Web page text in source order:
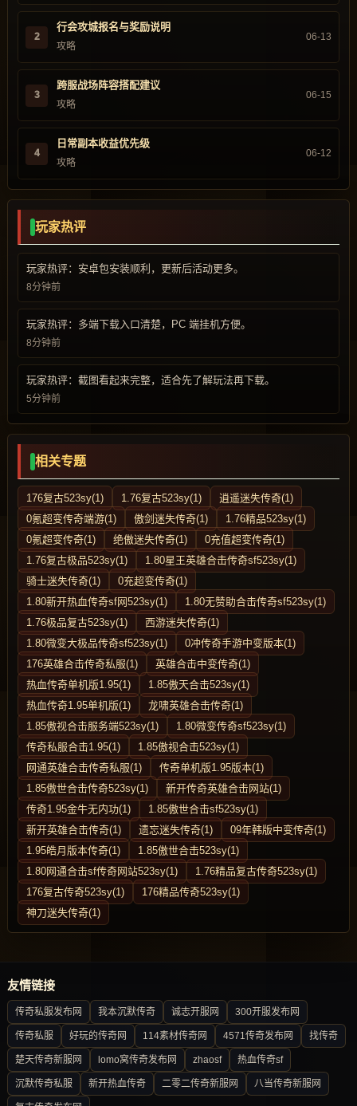
2
行会攻城报名与奖励说明
攻略
06-13
3
跨服战场阵容搭配建议
攻略
06-15
4
日常副本收益优先级
攻略
06-12
玩家热评
玩家热评：安卓包安装顺利，更新后活动更多。
8分钟前
玩家热评：多端下载入口清楚，PC 端挂机方便。
8分钟前
玩家热评：截图看起来完整，适合先了解玩法再下载。
5分钟前
相关专题
176复古523sy(1) 1.76复古523sy(1)
逍遥迷失传奇(1)
0氪超变传奇端游(1)
傲剑迷失传奇(1)
1.76精品523sy(1)
0氪超变传奇(1)
绝傲迷失传奇(1)
0充值超变传奇(1)
1.76复古极品523sy(1)
1.80星王英雄合击传奇sf523sy(1)
骑士迷失传奇(1)
0充超变传奇(1)
1.80新开热血传奇sf网523sy(1)
1.80无赞助合击传奇sf523sy(1)
1.76极品复古523sy(1)
西游迷失传奇(1)
1.80微变大极品传奇sf523sy(1)
0冲传奇手游中变版本(1)
176英雄合击传奇私服(1)
英雄合击中变传奇(1)
热血传奇单机版1.95(1)
1.85傲天合击523sy(1)
热血传奇1.95单机版(1)
龙啸英雄合击传奇(1)
1.85傲视合击服务端523sy(1)
1.80微变传奇sf523sy(1)
传奇私服合击1.95(1)
1.85傲视合击523sy(1)
网通英雄合击传奇私服(1)
传奇单机版1.95版本(1)
1.85傲世合击传奇523sy(1)
新开传奇英雄合击网站(1)
传奇1.95金牛无内功(1)
1.85傲世合击sf523sy(1)
新开英雄合击传奇(1)
遗忘迷失传奇(1)
09年韩版中变传奇(1)
1.95皓月版本传奇(1)
1.85傲世合击523sy(1)
1.80网通合击sf传奇网站523sy(1)
1.76精品复古传奇523sy(1)
176复古传奇523sy(1)
176精品传奇523sy(1)
神刀迷失传奇(1)
友情链接
传奇私服发布网 我本沉默传奇 诚志开服网 300开服发布网
传奇私服 好玩的传奇网 114素材传奇网 4571传奇发布网 找传奇
楚天传奇新服网 lomo窝传奇发布网 zhaosf 热血传奇sf
沉默传奇私服 新开热血传奇 二零二传奇新服网 八当传奇新服网